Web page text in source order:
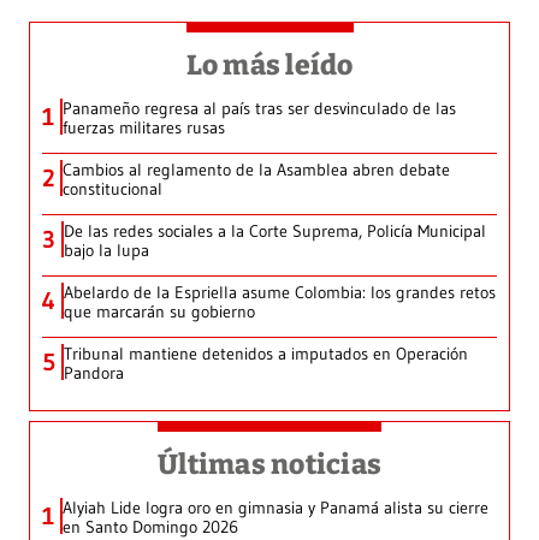
Lo más leído
1 Panameño regresa al país tras ser desvinculado de las
fuerzas militares rusas
2 Cambios al reglamento de la Asamblea abren debate
constitucional
3 De las redes sociales a la Corte Suprema, Policía Municipal
bajo la lupa
4 Abelardo de la Espriella asume Colombia: los grandes retos
que marcarán su gobierno
5 Tribunal mantiene detenidos a imputados en Operación
Pandora
Últimas noticias
1 Alyiah Lide logra oro en gimnasia y Panamá alista su cierre
en Santo Domingo 2026